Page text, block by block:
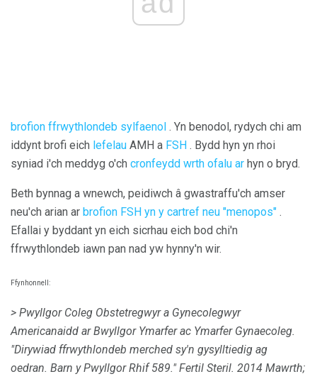
brofion ffrwythlondeb sylfaenol . Yn benodol, rydych chi am
iddynt brofi eich lefelau AMH a FSH . Bydd hyn yn rhoi
syniad i'ch meddyg o'ch cronfeydd wrth ofalu ar hyn o bryd.
Beth bynnag a wnewch, peidiwch â gwastraffu'ch amser
neu'ch arian ar brofion FSH yn y cartref neu "menopos" .
Efallai y byddant yn eich sicrhau eich bod chi'n
ffrwythlondeb iawn pan nad yw hynny'n wir.
Ffynhonnell:
> Pwyllgor Coleg Obstetregwyr a Gynecolegwyr
Americanaidd ar Bwyllgor Ymarfer ac Ymarfer Gynaecoleg.
"Dirywiad ffrwythlondeb merched sy'n gysylltiedig ag
oedran. Barn y Pwyllgor Rhif 589." Fertil Steril. 2014 Mawrth;